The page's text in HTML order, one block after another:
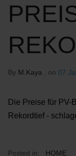
By M.Kaya , on 07
Die Preise für PV-
Rekordtief -
Posted in: HOME